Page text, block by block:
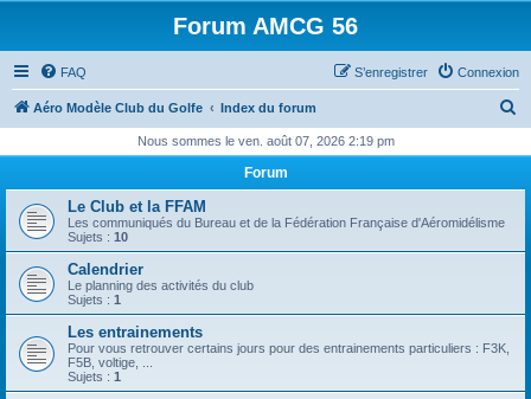
Forum AMCG 56
FAQ Connexion
S’enregistrer
Aéro Modèle Club du Golfe Index du forum
h
r
Nous sommes le ven. août 07, 2026 2:19 pm
Forum
Le Club et la FFAM
Les communiqués du Bureau et de la Fédération Française d'Aéromidélisme
Sujets : 10
Calendrier
Le planning des activités du club
Sujets : 1
Les entrainements
Pour vous retrouver certains jours pour des entrainements particuliers : F3K,
F5B, voltige, ...
Sujets : 1